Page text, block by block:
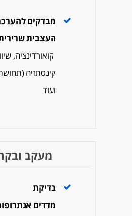
מעקב
בדיקת
מדדים
מבדקים
העצבית
קואורדינציה,
קינסתזיה
ועוד